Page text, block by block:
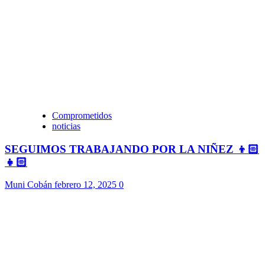
Comprometidos
noticias
SEGUIMOS TRABAJANDO POR LA NIÑEZ 👦🏻
👧🏻
Muni Cobán febrero 12, 2025 0